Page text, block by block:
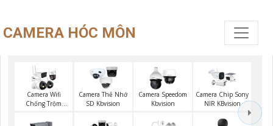
CAMERA HÓC MÔN
Camera Wifi
Chống Trộm
Camera Thẻ Nhớ
SD Kbvision
Camera Speedom
Kbvision
Camera Chip Sony
NIR KBvision